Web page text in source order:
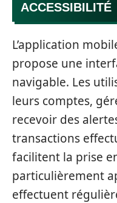
ACCESSIBILITÉ
L’application
propose une
navigable. Les
leurs comptes,
recevoir des
transactions
facilitent la prise
particulièrement
effectuent